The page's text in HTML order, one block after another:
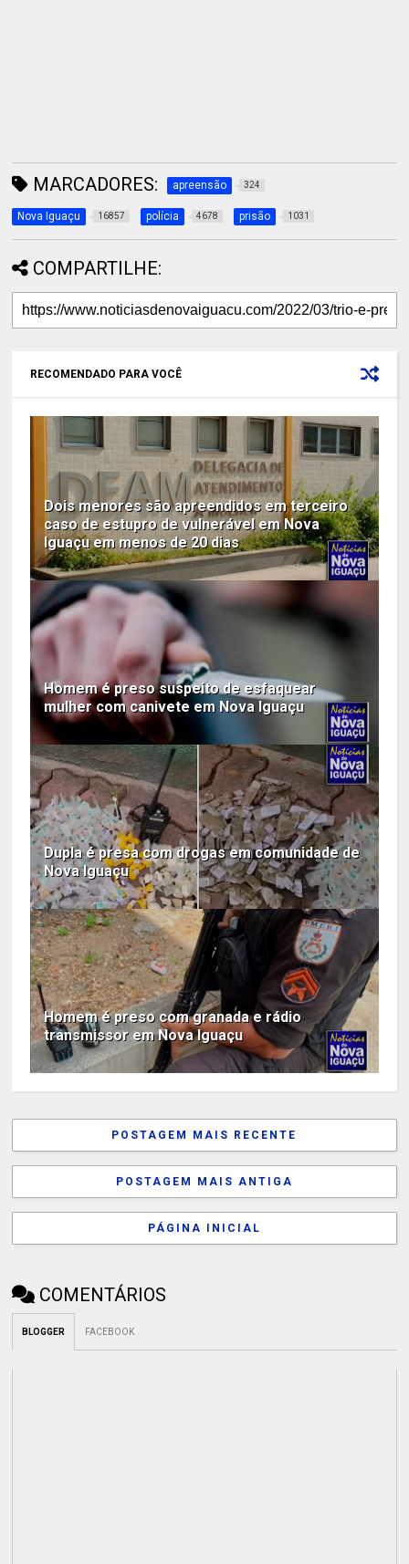
MARCADORES: apreensão 324
Nova Iguaçu 16857 polícia 4678 prisão 1031
COMPARTILHE:
RECOMENDADO PARA VOCÊ
Dois menores são apreendidos em terceiro
caso de estupro de vulnerável em Nova
Iguaçu em menos de 20 dias
Homem é preso suspeito de esfaquear
mulher com canivete em Nova Iguaçu
Dupla é presa com drogas em comunidade de
Nova Iguaçu
Homem é preso com granada e rádio
transmissor em Nova Iguaçu
POSTAGEM MAIS RECENTE
POSTAGEM MAIS ANTIGA
PÁGINA INICIAL
COMENTÁRIOS
BLOGGER FACEBOOK